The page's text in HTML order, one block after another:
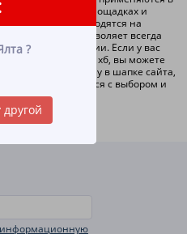
?
строительных площадках и
хб производятся на
что позволяет всегда
продукции. Если у вас
купить рукавицы хб, вы можете
указанному в шапке сайта,
определиться с выбором и
информационную